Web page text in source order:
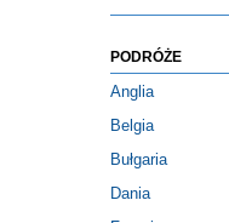
PODRÓŻE
Anglia
Belgia
Bułgaria
Dania